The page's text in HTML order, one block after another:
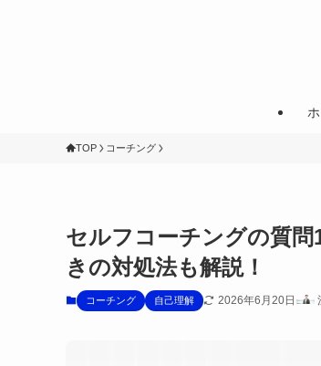
TOP コーチング
セルフコーチングの質
きの対処法も解説！
コーチング 自己理解 2026年6月20日